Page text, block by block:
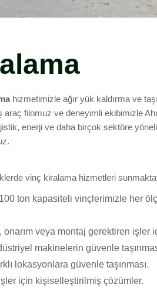
hizmetimizle ağır yük kaldırma ve
filomuz ve deneyimli ekibimizle
enerji ve daha birçok sektöre
vinç kiralama hizmetleri
ton kapasiteli vinçlerimizle her
onarım veya montaj gerektiren işler
makinelerin güvenle
lokasyonlara güvenle taşınması.
için kişiselleştirilmiş çözümler.